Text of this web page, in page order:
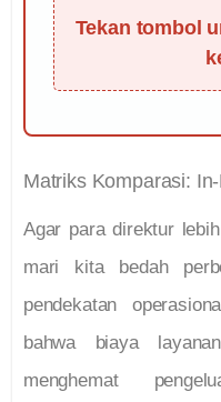
Tekan tombol
Matriks Komparasi:
Agar para direktur
mari kita bedah
pendekatan
bahwa biaya
menghemat